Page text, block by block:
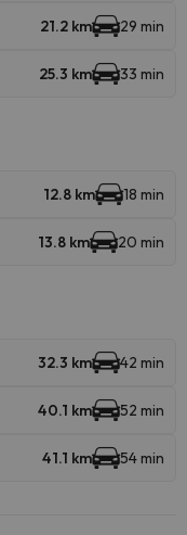
21.2 km 29 min
25.3 km 33 min
12.8 km 18 min
13.8 km 20 min
32.3 km 42 min
40.1 km 52 min
41.1 km 54 min